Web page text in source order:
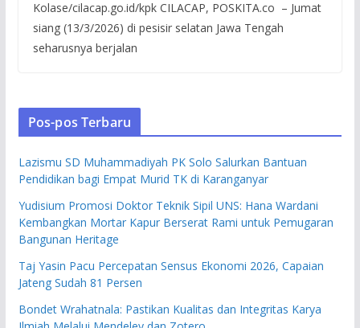
Kolase/cilacap.go.id/kpk CILACAP, POSKITA.co – Jumat
siang (13/3/2026) di pesisir selatan Jawa Tengah
seharusnya berjalan
Pos-pos Terbaru
Lazismu SD Muhammadiyah PK Solo Salurkan Bantuan
Pendidikan bagi Empat Murid TK di Karanganyar
Yudisium Promosi Doktor Teknik Sipil UNS: Hana Wardani
Kembangkan Mortar Kapur Berserat Rami untuk Pemugaran
Bangunan Heritage
Taj Yasin Pacu Percepatan Sensus Ekonomi 2026, Capaian
Jateng Sudah 81 Persen
Bondet Wrahatnala: Pastikan Kualitas dan Integritas Karya